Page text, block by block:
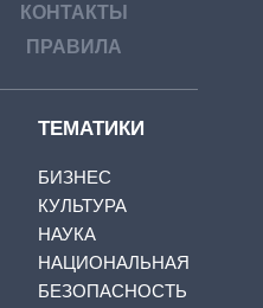
КОНТАКТЫ
ПРАВИЛА
ТЕМАТИКИ
БИЗНЕС
КУЛЬТУРА
НАУКА
НАЦИОНАЛЬНАЯ
БЕЗОПАСНОСТЬ